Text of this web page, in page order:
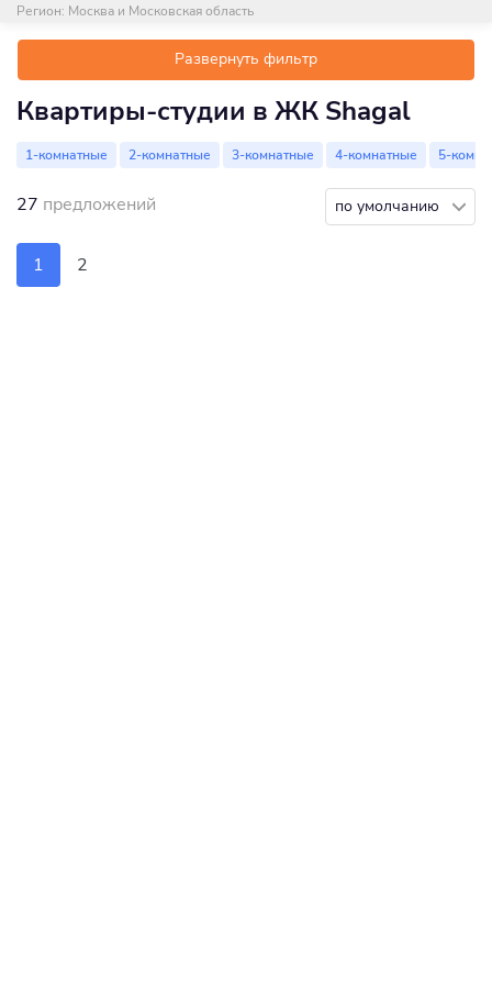
Регион: Москва и Московская область
Развернуть фильтр
Квартиры-студии в ЖК Shagal
1-комнатные 2-комнатные 3-комнатные 4-комнатные 5-
27 предложений по умолчанию
1 2